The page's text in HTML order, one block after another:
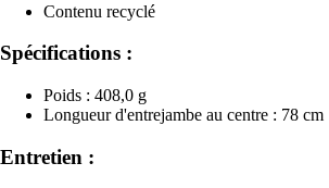
Contenu recyclé
Spécifications :
Poids : 408,0 g
Longueur d'entrejambe au centre : 78 cm
Entretien :